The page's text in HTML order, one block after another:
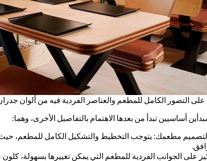
التصور الكامل للمطعم والعناصر الفردية فيه من ألوان
أساسيين تبدأ من بعدها الاهتمام بالتفاصيل الأخرى، وهما:
لتصميم مطعمك: يتوجب التخطيط والتشكيل الكامل للمطعم،
على الجوانب الفردية للمطعم التي يمكن تغييرها بسهولة،